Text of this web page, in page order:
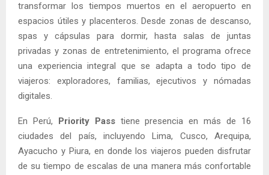
transformar los tiempos muertos en el aeropuerto en
espacios útiles y placenteros. Desde zonas de descanso,
spas y cápsulas para dormir, hasta salas de juntas
privadas y zonas de entretenimiento, el programa ofrece
una experiencia integral que se adapta a todo tipo de
viajeros: exploradores, familias, ejecutivos y nómadas
digitales.
En Perú, Priority Passtiene presencia en más de 16
ciudades del país, incluyendo Lima, Cusco, Arequipa,
Ayacucho y Piura, en donde los viajeros pueden disfrutar
de su tiempo de escalas de una manera más confortable